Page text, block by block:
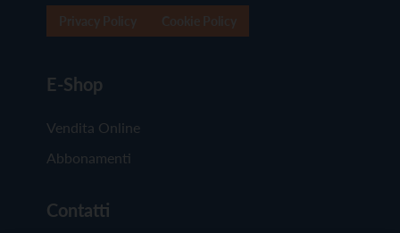
E-Shop
Vendita Online
Abbonamenti
Contatti